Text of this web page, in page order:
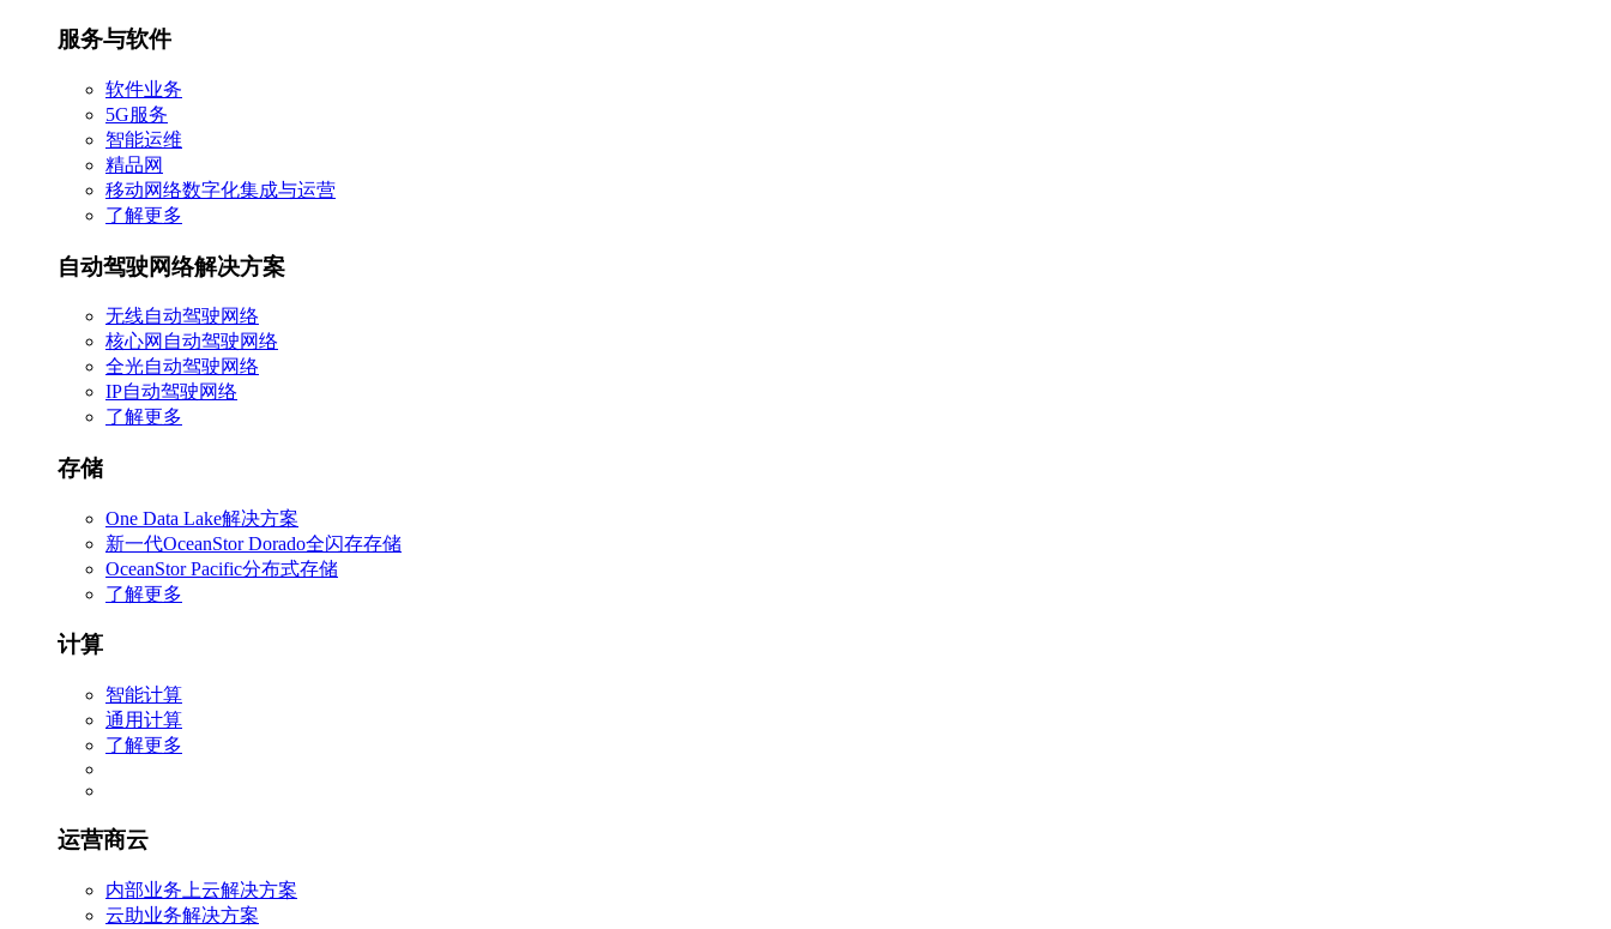
服务与软件
软件业务
5G服务
智能运维
精品网
移动网络数字化集成与运营
了解更多
自动驾驶网络解决方案
无线自动驾驶网络
核心网自动驾驶网络
全光自动驾驶网络
IP自动驾驶网络
了解更多
存储
One Data Lake解决方案
新一代OceanStor Dorado全闪存存储
OceanStor Pacific分布式存储
了解更多
计算
智能计算
通用计算
了解更多
运营商云
内部业务上云解决方案
云助业务解决方案